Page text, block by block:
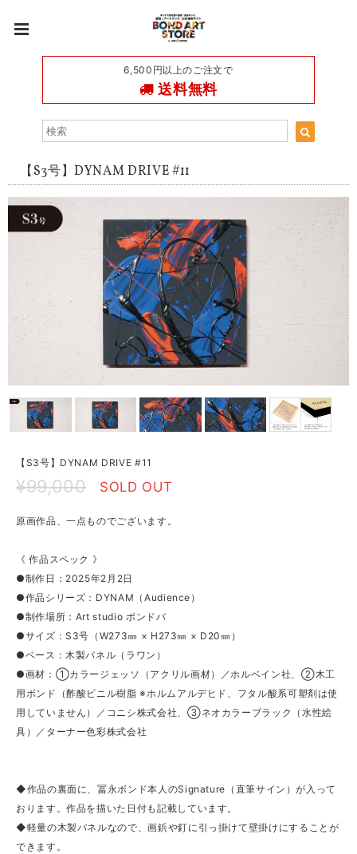
6,500円以上のご注文で
送料無料
【S3号】DYNAM DRIVE #11
【S3号】DYNAM DRIVE #11
¥99,000 SOLD OUT
原画作品、一点ものでございます。
《 作品スペック 》
●制作日：2025年2月2日
●作品シリーズ：DYNAM（Audience）
●制作場所：Art studio ボンドバ
●サイズ：S3号（W273㎜ × H273㎜ × D20㎜）
●ベース：木製パネル（ラワン）
●画材：①カラージェッソ（アクリル画材）／ホルベイン社、②木工
用ボンド（酢酸ビニル樹脂 ※ホルムアルデヒド、フタル酸系可塑剤は使
用していません）／コニシ株式会社、③ネオカラーブラック（水性絵
具）／ターナー色彩株式会社
◆作品の裏面に、冨永ボンド本人のSignature（直筆サイン）が入って
おります。作品を描いた日付も記載しています。
◆軽量の木製パネルなので、画鋲や釘に引っ掛けて壁掛けにすることが
できます。